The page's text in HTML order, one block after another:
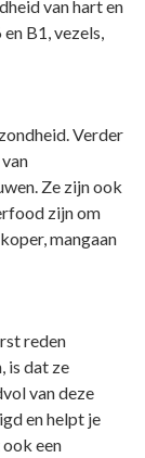
van hart en
B1, vezels,
Verder
Ze zijn ook
zijn om
mangaan
reden
is dat ze
van deze
en helpt je
een